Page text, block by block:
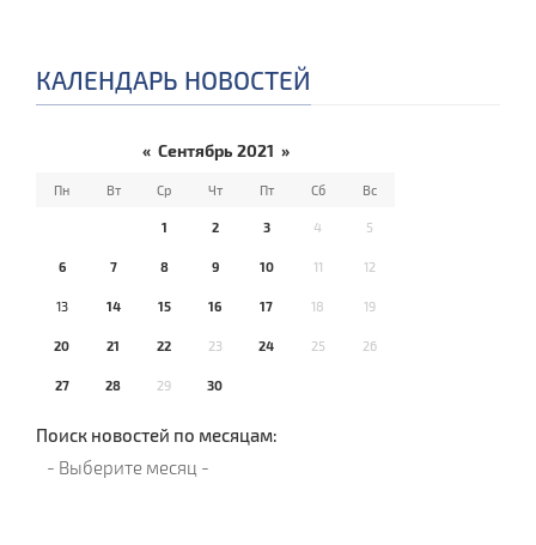
КАЛЕНДАРЬ НОВОСТЕЙ
« Сентябрь 2021 »
Пн Вт Ср Чт Пт Сб Вс
1 2 3 4 5
6 7 8 9 10 11 12
13 14 15 16 17 18 19
20 21 22 23 24 25 26
27 28 29 30
Поиск новостей по месяцам: